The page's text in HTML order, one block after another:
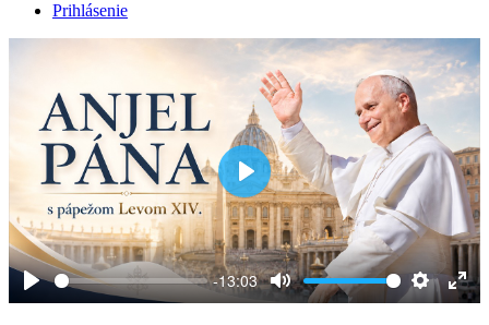
Prihlásenie
Play
-13:03
Mute Settings
Play